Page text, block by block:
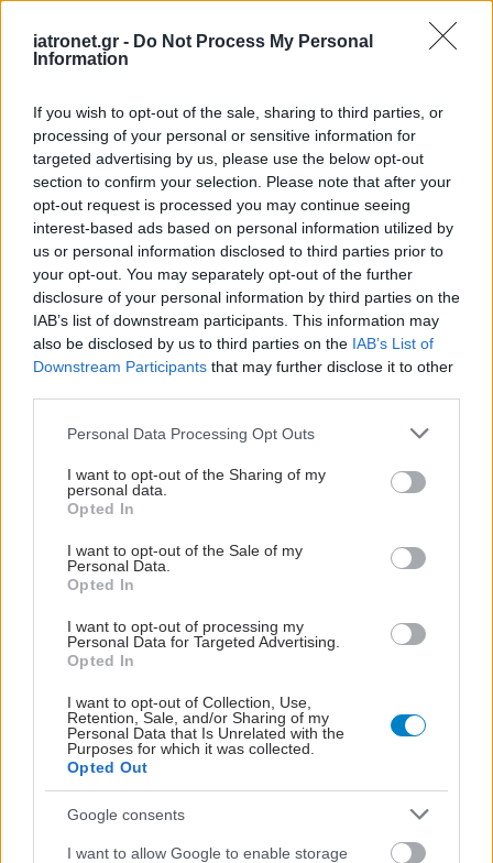
iatronet.gr - Do Not Process My Personal
Information
If you wish to opt-out of the sale, sharing to third parties, or
processing of your personal or sensitive information for
targeted advertising by us, please use the below opt-out
section to confirm your selection. Please note that after your
opt-out request is processed you may continue seeing
interest-based ads based on personal information utilized by
us or personal information disclosed to third parties prior to
your opt-out. You may separately opt-out of the further
disclosure of your personal information by third parties on the
IAB’s list of downstream participants. This information may
also be disclosed by us to third parties on the IAB’s List of
Downstream Participants that may further disclose it to other
Please note that this website/app uses one or more Google
not limited to your visit or usage behaviour. You may click to
grant or deny consent to Google and its third-party tags to
use your data for below specified purposes in below Google
consent section.
Personal Data Processing Opt Outs
I want to opt-out of the Sharing of my
personal data.
Opted In
I want to opt-out of the Sale of my
Personal Data.
Opted In
I want to opt-out of processing my
Personal Data for Targeted Advertising.
Opted In
I want to opt-out of Collection, Use,
Retention, Sale, and/or Sharing of my
Personal Data that Is Unrelated with the
Purposes for which it was collected.
Opted Out
Google consents
I want to allow Google to enable storage
Ομοιόσταση παντού
Πνευματικό Κέντρο «Εκάβη» στην Κατερίνη, έχει
ως θέμα «Ανοσορρύθμιση και ομοιόσταση: από το
κύτταρο στην κοινωνία» και διοργανώνεται από
την Ελληνική Εταιρεία Ανοσολογίας, υπό την
Αιγίδα του Τμήματος Ιατρικής του Πανεπιστημίου
Θεσσαλίας και του Δήμου Κατερίνης, σε
συνεργασία με τoν Ιατρικό Σύλλογο Πιερίας και τη
Σχολή Γονέων Κατερίνης.
ενεργοποίηση είναι επιβλαβής κι αυτό το
βλέπουμε στο κυτταρικό επίπεδο, το βλέπουμε και
στις κοινωνίες, στις σχέσεις μας, ακόμα και στο
περιβάλλον. Χρειάζεται μια ισορροπία, μια
και καταλήγει: «Αυτό που μας βοήθησαν να
κατανοήσουμε τέτοιου είδους ανακαλύψεις είναι
πως το ανοσιακό σύστημα δεν έχει ως μοναδική
λειτουργία την άμυνά μας έναντι παθογόνων.
Στην πραγματικότητα, η βασική λειτουργία του
είναι η ομοιοστασία του οργανισμού».
Προσθέστε το iatronet.gr στο Discover